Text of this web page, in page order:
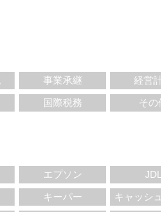
事業承継 経営
国際税務 その
エプソン JDL
キーパー
キャッシ